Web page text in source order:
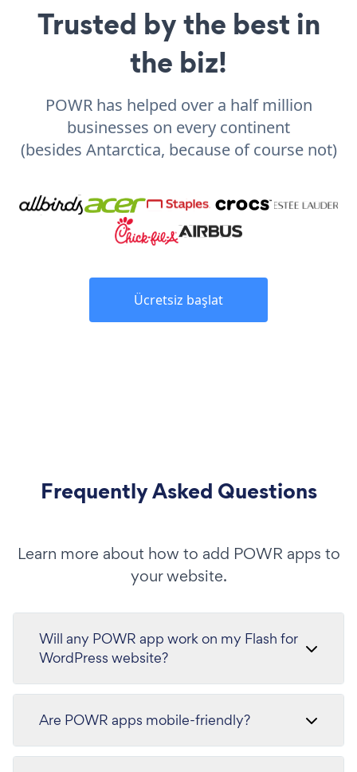
Trusted by the best in
the biz!
POWR has helped over a half million
businesses on every continent
(besides Antarctica, because of course not)
Ücretsiz başlat
Frequently Asked Questions
Learn more about how to add POWR apps to
your website.
Will any POWR app work on my Flash for
WordPress website?
Are POWR apps mobile-friendly?